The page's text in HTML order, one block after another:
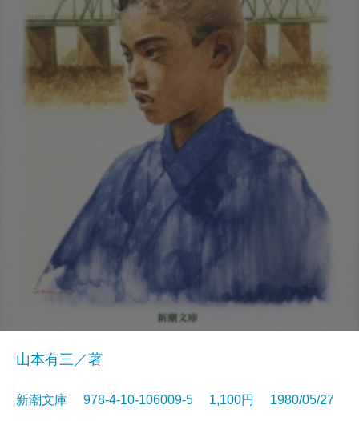
山本有三／著
新潮文庫 978-4-10-106009-5 1,100円 1980/05/27